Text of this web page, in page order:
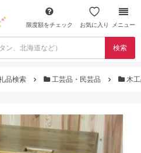
限度額をチェック お気に入り メニュー
検索
品検索 工芸品・民芸品 木